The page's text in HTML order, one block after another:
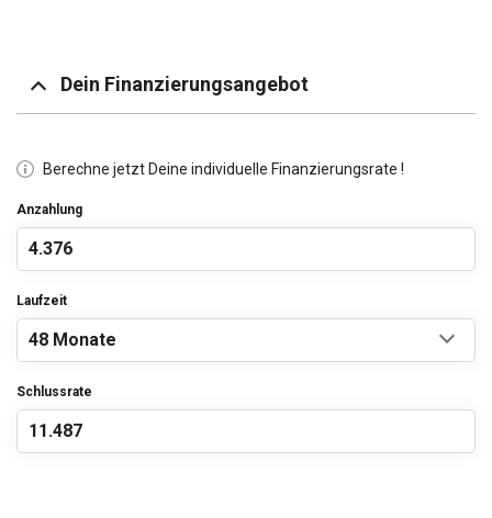
Dein Finanzierungsangebot
Berechne jetzt Deine individuelle Finanzierungsrate !
Anzahlung
Laufzeit
Schlussrate